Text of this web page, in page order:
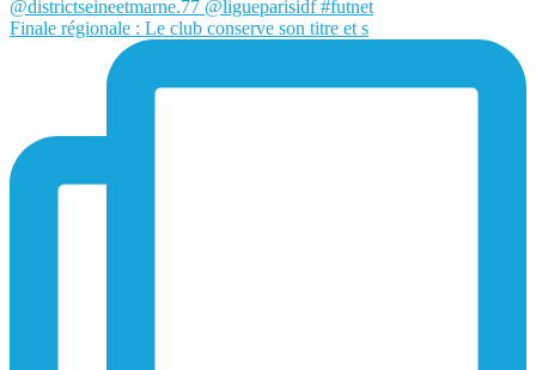
Finale régionale : Le club conserve son titre et s